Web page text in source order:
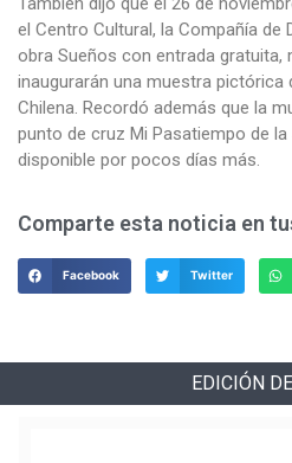
el Centro Cultural, la Compañía de
obra Sueños con entrada gratuita,
inaugurarán una muestra pictórica
Chilena. Recordó además que la
punto de cruz Mi Pasatiempo de
disponible por pocos días más.
Comparte esta noticia en
Facebook Twitter
EDICIÓN